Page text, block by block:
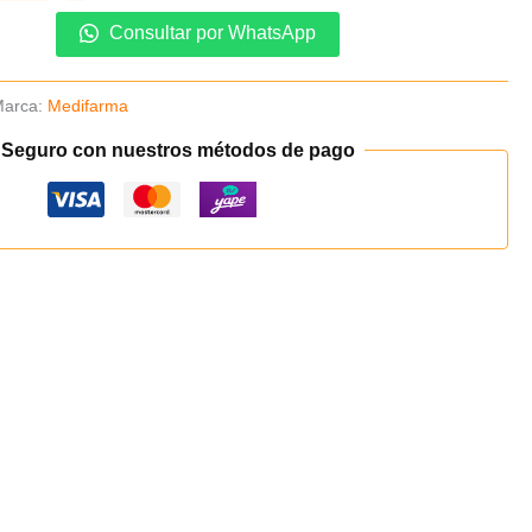
Consultar por WhatsApp
Medifarma
Seguro con nuestros métodos de pago